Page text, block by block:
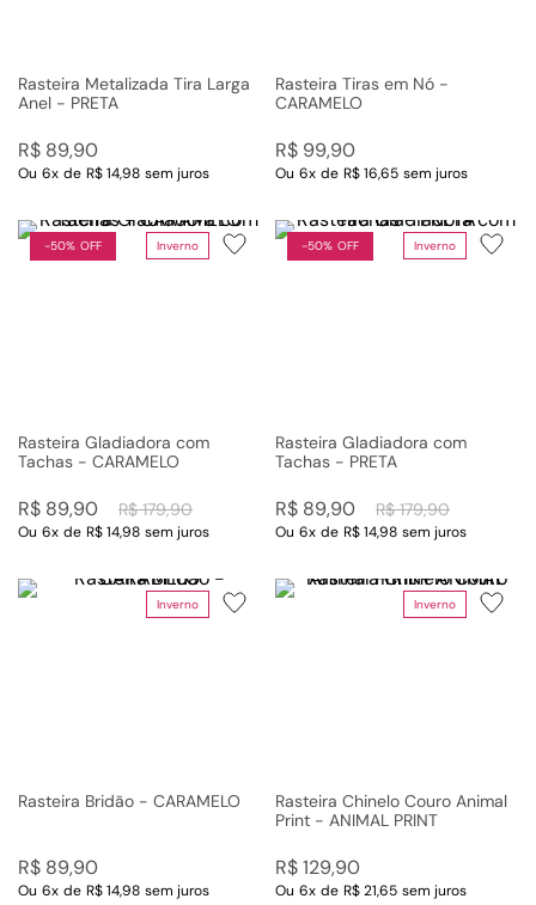
Rasteira Metalizada Tira Larga
Anel - PRETA
R$ 89,90
Ou 6x de R$ 14,98 sem juros
Rasteira Tiras em Nó -
CARAMELO
R$ 99,90
Ou 6x de R$ 16,65 sem juros
-50% Inverno
50%
Rasteira Gladiadora com
Tachas - CARAMELO
R$ 179,90
R$ 89,90
Ou 6x de R$ 14,98 sem juros
-50% Inverno
50%
Rasteira Gladiadora com
Tachas - PRETA
R$ 179,90
R$ 89,90
Ou 6x de R$ 14,98 sem juros
Inverno
Rasteira Bridão - CARAMELO
R$ 89,90
Ou 6x de R$ 14,98 sem juros
Inverno
Rasteira Chinelo Couro Animal
Print - ANIMAL PRINT
R$129,90
Ou 6x de R$ 21,65 sem juros